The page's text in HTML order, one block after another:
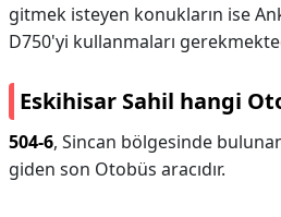
gitmek isteyen konukların ise
D750'yi kullanmaları
Eskihisar Sahil hangi
504-6, Sincan bölgesinde
giden son Otobüs aracıdır.